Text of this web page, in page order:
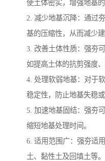
使土体密实，增强地基的
2. 减少地基沉降：通过
基的压缩性，从而减少建
3. 改善土体性质：强夯
如提高土体的抗剪强度、
4. 处理软弱地基：对于
稳定性，防止地基失稳或
5. 加速地基固结：强夯
缩短地基处理时间。
6. 适用范围广：强夯适
土、黏性土及回填土等。